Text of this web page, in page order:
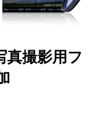
真撮影用フ